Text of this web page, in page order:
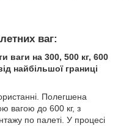
ваг:
ваги на 300, 500 кг, 600
найбільшої границі
Полегшена
вагою до 600 кг, з
по палеті. У процесі